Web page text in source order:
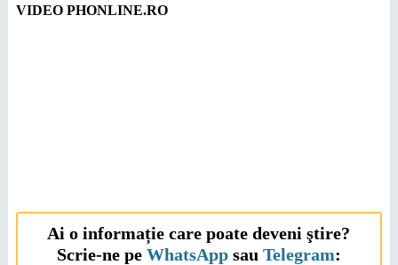
VIDEO PHONLINE.RO
Ai o informație care poate deveni ştire?
Scrie-ne pe WhatsAppsau Telegram: